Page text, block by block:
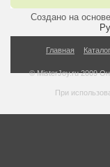
Создано на основе
Главная Каталог
© MisterJoy.ru 2009
При